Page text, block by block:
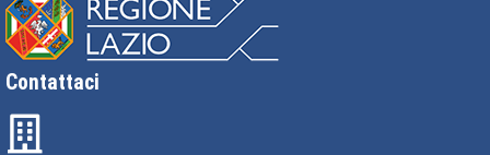
Contattaci